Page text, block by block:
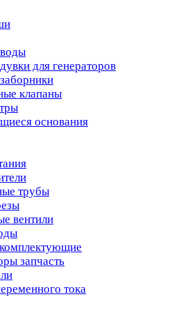
для генераторов
клапаны
основания
трубы
вентили
запчасть
тока